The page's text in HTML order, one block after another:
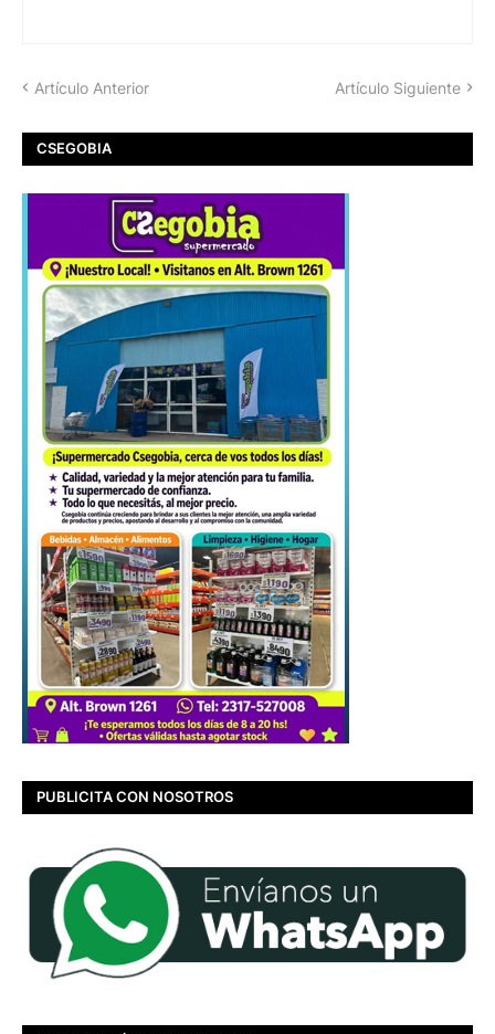
Artículo Anterior Artículo Siguiente
CSEGOBIA
PUBLICITA CON NOSOTROS